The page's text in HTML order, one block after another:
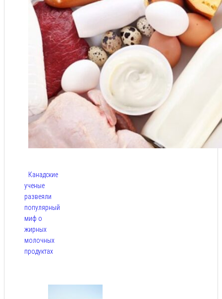
Канадские
ученые
развеяли
популярный
миф о
жирных
молочных
продуктах